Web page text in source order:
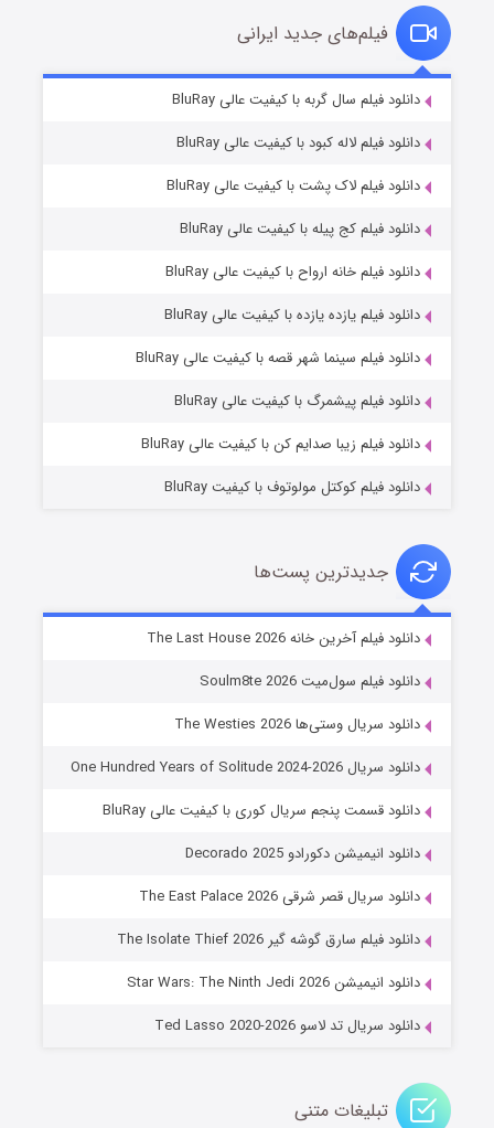
قسمت۲ (زیرنویس) منتشر شد
شوگر فصل ۲
خاندان اژدها فصل ۳
قسمت۶ (زیرنویس) منتشر شد
فیلم‌های جدید ایرانی
دانلود فیلم سال گربه با کیفیت عالی BluRay
دانلود فیلم لاله کبود با کیفیت عالی BluRay
دانلود فیلم لاک پشت با کیفیت عالی BluRay
دانلود فیلم کج‌ پیله با کیفیت عالی BluRay
دانلود فیلم خانه ارواح با کیفیت عالی BluRay
دانلود فیلم یازده یازده با کیفیت عالی BluRay
دانلود فیلم سینما شهر قصه با کیفیت عالی BluRay
دانلود فیلم پیشمرگ با کیفیت عالی BluRay
دانلود فیلم زیبا صدایم کن با کیفیت عالی BluRay
دانلود فیلم کوکتل مولوتوف با کیفیت BluRay
جدیدترین پست‌ها
دانلود فیلم آخرین خانه The Last House 2026
دانلود فیلم سول‌میت Soulm8te 2026
دانلود سریال وستی‌ها The Westies 2026
دانلود سریال One Hundred Years of Solitude 2024-2026
دانلود قسمت پنجم سریال کوری با کیفیت عالی BluRay
دانلود انیمیشن دکورادو Decorado 2025
دانلود سریال قصر شرقی The East Palace 2026
دانلود فیلم سارق گوشه گیر The Isolate Thief 2026
دانلود انیمیشن Star Wars: The Ninth Jedi 2026
دانلود سریال تد لاسو Ted Lasso 2020-2026
تبلیغات متنی